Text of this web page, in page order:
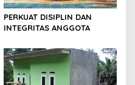
PERKUAT DISIPLIN DAN
INTEGRITAS ANGGOTA